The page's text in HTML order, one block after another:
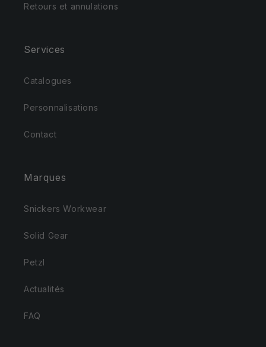
Retours et annulations
Services
Catalogues
Personnalisations
Contact
Marques
Snickers Workwear
Solid Gear
Petzl
Actualités
FAQ